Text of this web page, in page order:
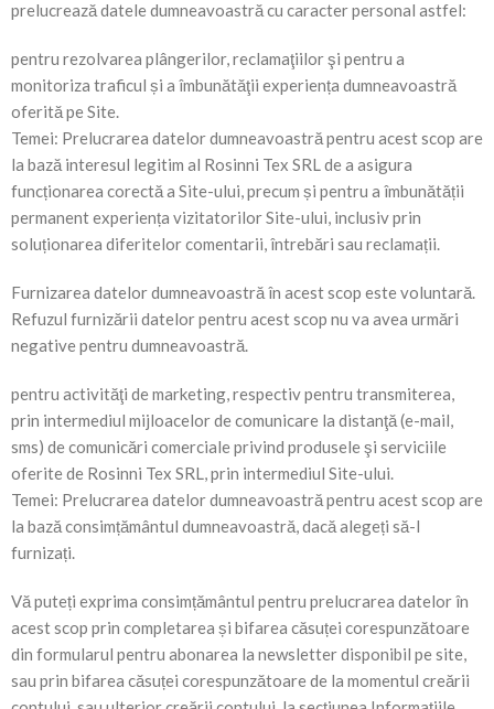
prelucrează datele dumneavoastră cu caracter personal astfel:
pentru rezolvarea plângerilor, reclamaţiilor şi pentru a
monitoriza traficul și a îmbunătăţii experiența dumneavoastră
oferită pe Site.
Temei: Prelucrarea datelor dumneavoastră pentru acest scop are
la bază interesul legitim al Rosinni Tex SRL de a asigura
funcționarea corectă a Site-ului, precum și pentru a îmbunătății
permanent experiența vizitatorilor Site-ului, inclusiv prin
soluționarea diferitelor comentarii, întrebări sau reclamații.
Furnizarea datelor dumneavoastră în acest scop este voluntară.
Refuzul furnizării datelor pentru acest scop nu va avea urmări
negative pentru dumneavoastră.
pentru activităţi de marketing, respectiv pentru transmiterea,
prin intermediul mijloacelor de comunicare la distanţă (e-mail,
sms) de comunicări comerciale privind produsele şi serviciile
oferite de Rosinni Tex SRL, prin intermediul Site-ului.
Temei: Prelucrarea datelor dumneavoastră pentru acest scop are
la bază consimțământul dumneavoastră, dacă alegeți să-l
furnizați.
Vă puteți exprima consimțământul pentru prelucrarea datelor în
acest scop prin completarea și bifarea căsuței corespunzătoare
din formularul pentru abonarea la newsletter disponibil pe site,
sau prin bifarea căsuței corespunzătoare de la momentul creării